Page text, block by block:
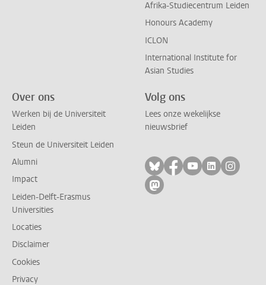
Afrika-Studiecentrum Leiden
Honours Academy
ICLON
International Institute for
Asian Studies
Over ons
Werken bij de Universiteit
Leiden
Steun de Universiteit Leiden
Alumni
Impact
Leiden-Delft-Erasmus
Universities
Locaties
Disclaimer
Cookies
Privacy
Volg ons
Lees onze wekelijkse
nieuwsbrief
Volg ons op bluesky
Volg ons op
Volg ons op
Volg ons
Volg
Volg ons op mastodon